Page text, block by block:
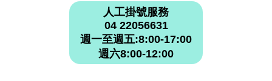
人工掛號服務
04 22056631
週一至週五:8:00-17:00
週六8:00-12:00